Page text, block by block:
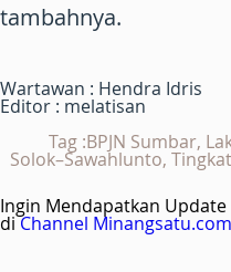
tambahnya.
Wartawan : Hendra Idris
Editor : melatisan
Tag :BPJN Sumbar,
Solok–Sawahlunto,
Ingin Mendapatkan
diChannel Minangsatu.com